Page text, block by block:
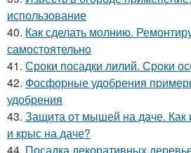
использование
40. Как сделать молнию.
самостоятельно
41. Сроки посадки лилий. Сроки
42. Фосфорные удобрения
удобрения
43. Защита от мышей на даче. Как
и крыс на даче?